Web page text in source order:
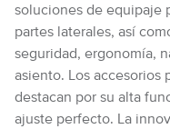
soluciones de equipaje
partes laterales, así
seguridad, ergonomía,
asiento. Los accesorios
destacan por su alta
ajuste perfecto. La